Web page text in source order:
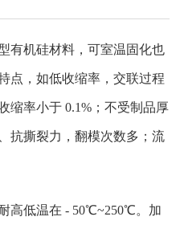
有机硅材料，可室温固化也
点，如低收缩率，交联过程
缩率小于 0.1%；不受制品厚
抗撕裂力，翻模次数多；流
高低温在 - 50℃~250℃。加